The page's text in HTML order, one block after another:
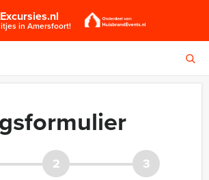
in Amersfoort!
2 3